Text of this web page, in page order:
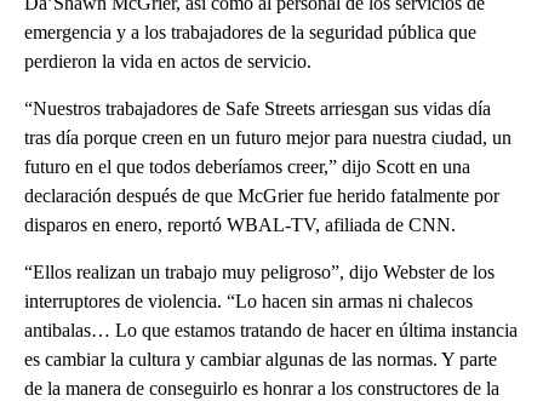
emergencia y a los trabajadores de la seguridad pública que
perdieron la vida en actos de servicio.
“Nuestros trabajadores de Safe Streets arriesgan sus vidas día
tras día porque creen en un futuro mejor para nuestra ciudad, un
futuro en el que todos deberíamos creer,” dijo Scott en una
declaración después de que McGrier fue herido fatalmente por
disparos en enero, reportó WBAL-TV, afiliada de CNN.
“Ellos realizan un trabajo muy peligroso”, dijo Webster de los
interruptores de violencia. “Lo hacen sin armas ni chalecos
antibalas… Lo que estamos tratando de hacer en última instancia
es cambiar la cultura y cambiar algunas de las normas. Y parte
de la manera de conseguirlo es honrar a los constructores de la